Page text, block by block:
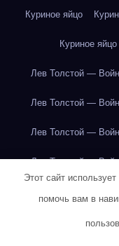
Куриное яйцо
Куриное яйцо
Лев Толстой —
Лев Толстой —
Лев Толстой —
Лев Толстой —
Лев Толстой —
Этот сайт
помочь вам в